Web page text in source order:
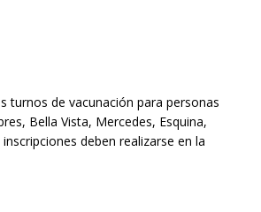
turnos de vacunación para personas
Bella Vista, Mercedes, Esquina,
deben realizarse en la